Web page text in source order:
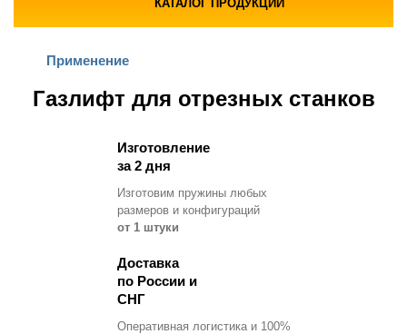
КАТАЛОГ ПРОДУКЦИИ
Применение
Газлифт для отрезных станков
Изготовление
за 2 дня
Изготовим пружины любых
размеров и конфигураций
от 1 штуки
Доставка
по России и
СНГ
Оперативная логистика и 100%